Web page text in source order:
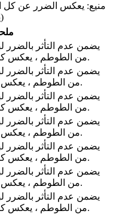
يضمن عدم التأثر بالضرر
من الطوطم ، يعكس كل الضرر الحاصل لمدة 2.5 ث.
يضمن عدم التأثر بالضرر
من الطوطم ، يعكس كل الضرر الحاصل لمدة 3 ث.
يضمن عدم التأثر بالضرر
من الطوطم ، يعكس كل الضرر الحاصل لمدة 3.5 ث.
يضمن عدم التأثر بالضرر
من الطوطم ، يعكس كل الضرر الحاصل لمدة 4 ث.
يضمن عدم التأثر بالضرر
من الطوطم ، يعكس كل الضرر الحاصل لمدة 4.5 ث.
يضمن عدم التأثر بالضرر
من الطوطم ، يعكس كل الضرر الحاصل لمدة 5 ث.
يضمن عدم التأثر بالضرر
من الطوطم ، يعكس كل الضرر الحاصل لمدة 5.5 ث.